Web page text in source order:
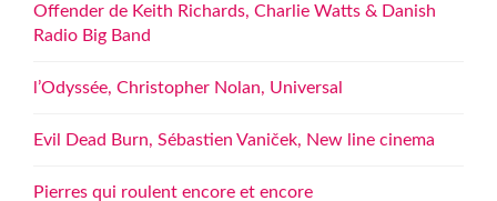
Offender de Keith Richards, Charlie Watts & Danish
Radio Big Band
l’Odyssée, Christopher Nolan, Universal
Evil Dead Burn, Sébastien Vaniček, New line cinema
Pierres qui roulent encore et encore